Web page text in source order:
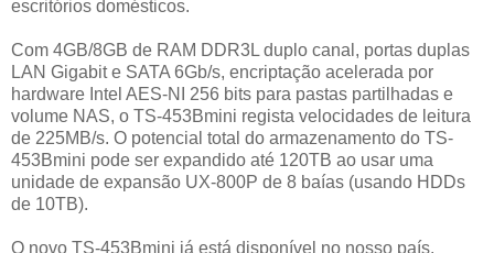
escritórios domésticos.
Com 4GB/8GB de RAM DDR3L duplo canal, portas duplas
LAN Gigabit e SATA 6Gb/s, encriptação acelerada por
hardware Intel AES-NI 256 bits para pastas partilhadas e
volume NAS, o TS-453Bmini regista velocidades de leitura
de 225MB/s. O potencial total do armazenamento do TS-
453Bmini pode ser expandido até 120TB ao usar uma
unidade de expansão UX-800P de 8 baías (usando HDDs
de 10TB).
O novo TS-453Bmini já está disponível no nosso país.